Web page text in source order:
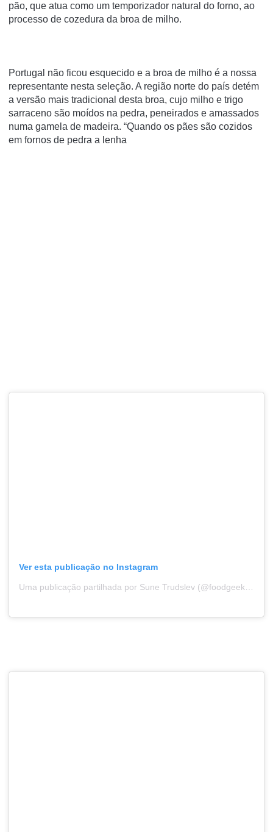
pão, que atua como um temporizador natural do forno, ao
processo de cozedura da broa de milho.
Portugal não ficou esquecido e a broa de milho é a nossa
representante nesta seleção. A região norte do país detém
a versão mais tradicional desta broa, cujo milho e trigo
sarraceno são moídos na pedra, peneirados e amassados
numa gamela de madeira. “Quando os pães são cozidos
em fornos de pedra a lenha
Ver esta publicação no Instagram